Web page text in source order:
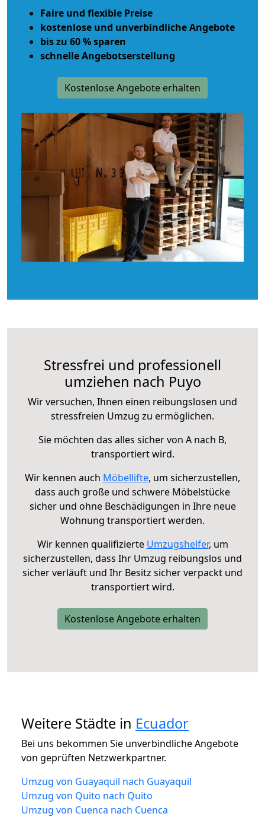
Faire und flexible Preise
kostenlose und unverbindliche Angebote
bis zu 60 % sparen
schnelle Angebotserstellung
Kostenlose Angebote erhalten
Stressfrei und professionell
umziehen nach Puyo
Wir versuchen, Ihnen einen reibungslosen und
stressfreien Umzug zu ermöglichen.
Sie möchten das alles sicher von A nach B,
transportiert wird.
Wir kennen auch Möbellifte, um sicherzustellen,
dass auch große und schwere Möbelstücke
sicher und ohne Beschädigungen in Ihre neue
Wohnung transportiert werden.
Wir kennen qualifizierte Umzugshelfer, um
sicherzustellen, dass Ihr Umzug reibungslos und
sicher verläuft und Ihr Besitz sicher verpackt und
transportiert wird.
Kostenlose Angebote erhalten
Weitere Städte in Ecuador
Bei uns bekommen Sie unverbindliche Angebote
von geprüften Netzwerkpartner.
Umzug von Guayaquil nach Guayaquil
Umzug von Quito nach Quito
Umzug von Cuenca nach Cuenca